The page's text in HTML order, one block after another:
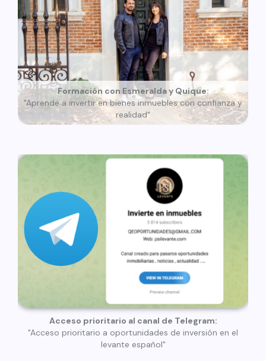
Formación con Esmeralda y Quique:
"Aprende a invertir en bienes inmuebles con confianza y
realidad"
Acceso prioritario al canal de Telegram:
"Acceso prioritario a oportunidades de inversión en el
levante español"